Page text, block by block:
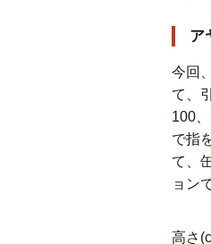
ア
今回
て、
100
で指
て、
ョン
高さ